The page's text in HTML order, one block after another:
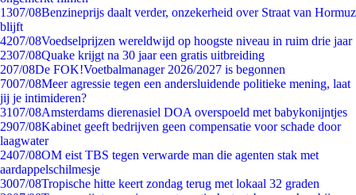
1307/08Benzineprijs daalt verder, onzekerheid over Straat van Hormuz
blijft
4207/08Voedselprijzen wereldwijd op hoogste niveau in ruim drie jaar
2307/08Quake krijgt na 30 jaar een gratis uitbreiding
207/08De FOK!Voetbalmanager 2026/2027 is begonnen
7007/08Meer agressie tegen een andersluidende politieke mening, laat
jij je intimideren?
3107/08Amsterdams dierenasiel DOA overspoeld met babykonijntjes
2907/08Kabinet geeft bedrijven geen compensatie voor schade door
laagwater
2407/08OM eist TBS tegen verwarde man die agenten stak met
aardappelschilmesje
3007/08Tropische hitte keert zondag terug met lokaal 32 graden